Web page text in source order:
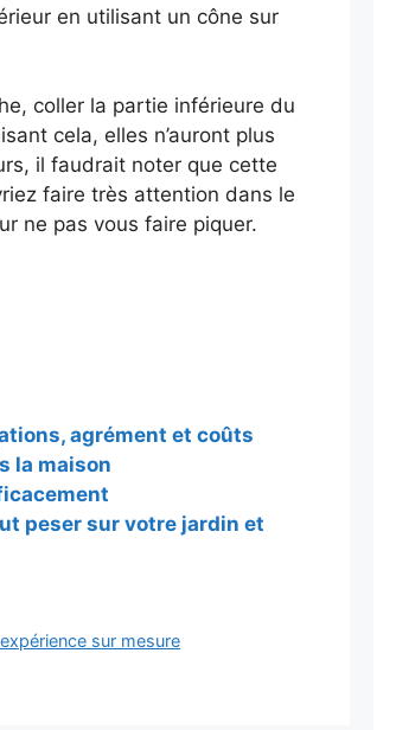
en utilisant un cône sur
coller la partie inférieure du
cela, elles n’auront plus
il faudrait noter que cette
faire très attention dans le
ne pas vous faire piquer.
agrément et coûts
la maison
peser sur votre jardin et
sur mesure